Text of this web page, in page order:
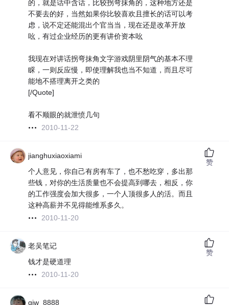
的，就是话中含话，比较拐弯抹角的，这种地方还是
不要去的好，当然如果你比较喜欢且擅长的话可以考
虑，说不定还能混出个官当当，现在还是改革开放
吆，有过企业经历的更有讲价资本吆
我现在对讲话拐弯抹角文字游戏阴里阴气的基本不理
睬，一则反应慢，即使理解我也当不知道，而且尽可
能地不搭理离开之类的
[/Quote]
看不顺眼的就泄愤几句
2010-11-22
jianghuxiaoxiami
个人意见，你自己有房有车了，也不愁吃穿，多出那
些钱，对你的生活质量也不会提高到哪去，相反，你
的工作强度会加大很多，一个人顶很多人的活。而且
这种高薪并不见得能维系多久。
2010-11-20
赞
老吴笔记
钱才是硬道理
2010-11-20
赞
gjw_8888